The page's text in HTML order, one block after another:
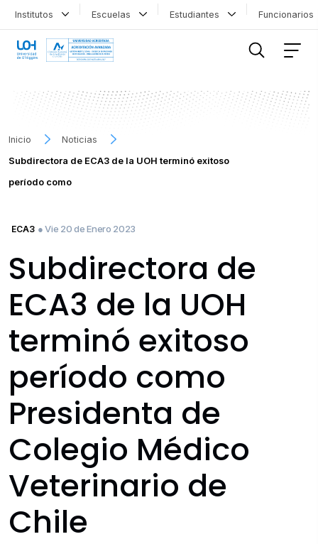
Institutos Escuelas Estudiantes
Inicio
Noticias
Subdirectora de ECA3 de la UOH terminó exitoso
período como
ECA3 ● Vie 20 de Enero 2023
Subdirectora de
ECA3 de la UOH
terminó exitoso
período como
Presidenta de
Colegio Médico
Veterinario de
Chile